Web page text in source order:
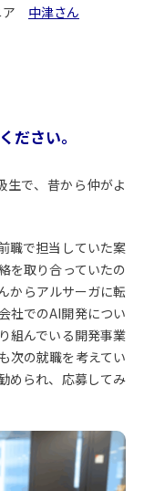
ア 中津さん
ださい。
で、昔から仲がよ
職で担当していた案
を取り合っていたの
からアルサーガに転
社でのAI開発につい
組んでいる開発事業
次の就職を考えてい
められ、応募してみ